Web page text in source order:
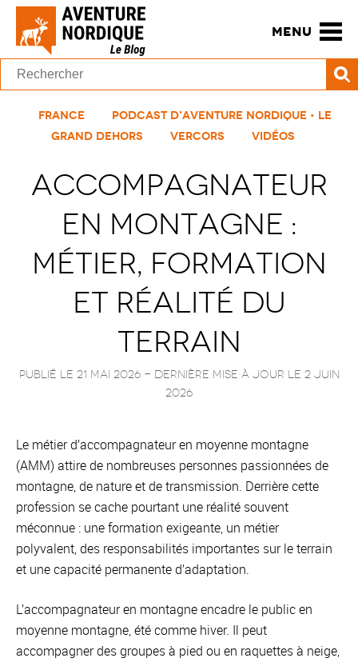
MENU
France
Podcast d'Aventure Nordique • Le
Grand Dehors
Vercors Vidéos
Accompagnateur
en montagne :
métier, formation
et réalité du
terrain
Publié le 21 mai 2026- Dernière mise à jour le 2 juin
2026
Le métier d’accompagnateur en moyenne montagne
(AMM) attire de nombreuses personnes passionnées de
montagne, de nature et de transmission. Derrière cette
profession se cache pourtant une réalité souvent
méconnue : une formation exigeante, un métier
polyvalent, des responsabilités importantes sur le terrain
et une capacité permanente d’adaptation.
L’accompagnateur en montagne encadre le public en
moyenne montagne, été comme hiver. Il peut
accompagner des groupes à pied ou en raquettes à neige,